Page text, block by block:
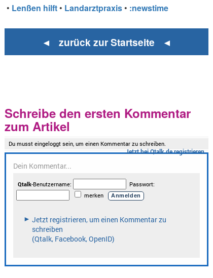
• Lenßen hilft • Landarztpraxis • :newstime
◄ zurück zur Startseite ◄
Schreibe den ersten Kommentar
zum Artikel